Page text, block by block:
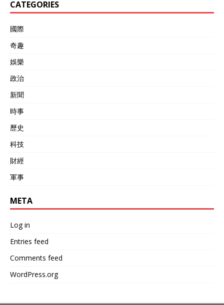
CATEGORIES
國際
奇趣
娛樂
政治
新聞
時事
歷史
科技
財經
軍事
META
Log in
Entries feed
Comments feed
WordPress.org